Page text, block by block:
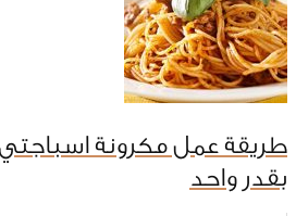
طريقة عمل مكرونة اسباجتي
بقدر واحد